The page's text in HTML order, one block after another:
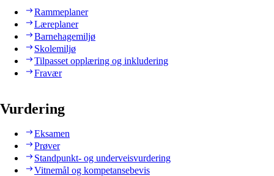
Rammeplaner
Læreplaner
Barnehagemiljø
Skolemiljø
Tilpasset opplæring og inkludering
Fravær
Vurdering
Eksamen
Prøver
Standpunkt- og underveisvurdering
Vitnemål og kompetansebevis